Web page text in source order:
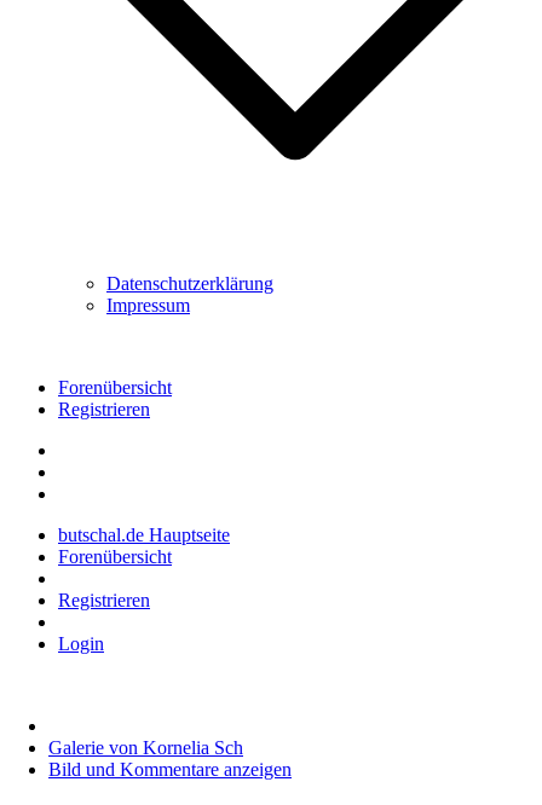
Datenschutzerklärung
Impressum
Forenübersicht
Registrieren
butschal.de Hauptseite
Forenübersicht
Registrieren
Login
Galerie von Kornelia Sch
Bild und Kommentare anzeigen